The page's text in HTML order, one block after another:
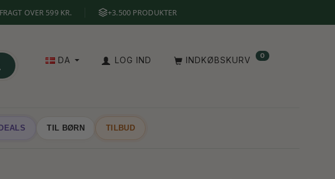
OVER 599 KR. +3.500 PRODUKTER
DA LOG IND INDKØBSKURV 0
TIL BØRN TILBUD